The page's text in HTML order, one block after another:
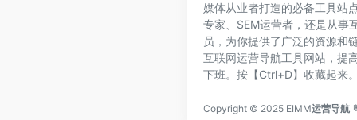
媒体从业者打造的必备工具站
专家、SEM运营者，还是从事
员，为你提供了广泛的资源和
互联网运营导航工具网站，提
下班。按【Ctrl+D】收藏起来
Copyright © 2025 EIMM运营导航